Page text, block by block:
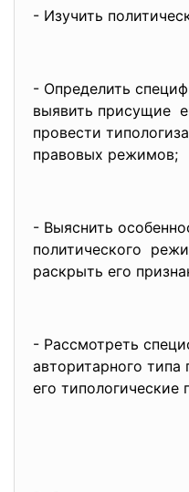
- Изучить
- Определить
выявить присущие
провести
правовых режимов;
- Выяснить
политического
раскрыть его
- Рассмотреть
авторитарного типа
его типологические